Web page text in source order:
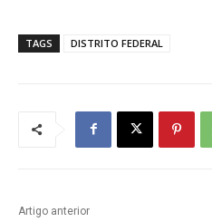
TAGS DISTRITO FEDERAL
Artigo anterior